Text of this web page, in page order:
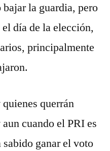
la guardia, pero
día de la elección,
principalmente
querrán
cuando el PRI es
ganar el voto